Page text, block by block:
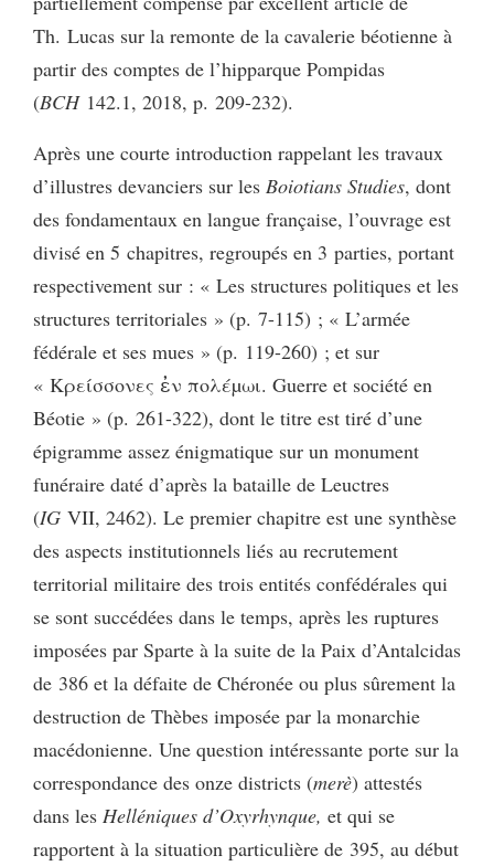
Th. Lucas sur la remonte de la cavalerie béotienne à
partir des comptes de l’hipparque Pompidas
(BCH142.1, 2018, p. 209-232).
Après une courte introduction rappelant les travaux
d’illustres devanciers sur les Boiotians Studies, dont
des fondamentaux en langue française, l’ouvrage est
divisé en 5 chapitres, regroupés en 3 parties, portant
respectivement sur : « Les structures politiques et les
structures territoriales » (p. 7-115) ; « L’armée
fédérale et ses mues » (p. 119-260) ; et sur
« Kρείσσονες ἐν πολέµωι. Guerre et société en
Béotie » (p. 261-322), dont le titre est tiré d’une
épigramme assez énigmatique sur un monument
funéraire daté d’après la bataille de Leuctres
(IG VII, 2462). Le premier chapitre est une synthèse
des aspects institutionnels liés au recrutement
territorial militaire des trois entités confédérales qui
se sont succédées dans le temps, après les ruptures
imposées par Sparte à la suite de la Paix d’Antalcidas
de 386 et la défaite de Chéronée ou plus sûrement la
destruction de Thèbes imposée par la monarchie
macédonienne. Une question intéressante porte sur la
correspondance des onze districts (merè) attestés
dans les Helléniques d’Oxyrhynque, et qui se
rapportent à la situation particulière de 395, au début